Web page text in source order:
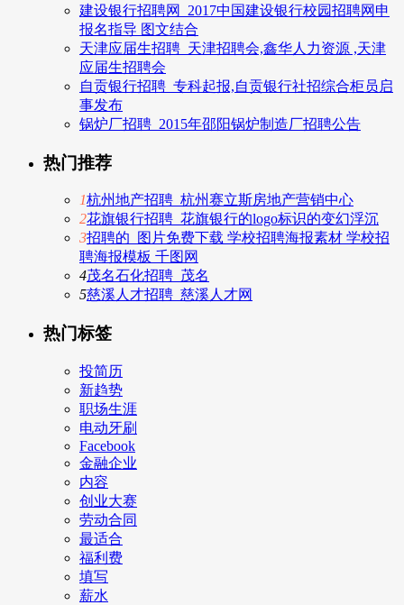
建设银行招聘网_2017中国建设银行校园招聘网申
报名指导 图文结合
天津应届生招聘_天津招聘会,鑫华人力资源 ,天津
应届生招聘会
自贡银行招聘_专科起报,自贡银行社招综合柜员启
事发布
锅炉厂招聘_2015年邵阳锅炉制造厂招聘公告
热门推荐
1杭州地产招聘_杭州赛立斯房地产营销中心
2花旗银行招聘_花旗银行的logo标识的变幻浮沉
3招聘的_图片免费下载 学校招聘海报素材 学校招
聘海报模板 千图网
4茂名石化招聘_茂名
5慈溪人才招聘_慈溪人才网
热门标签
投简历
新趋势
职场生涯
电动牙刷
Facebook
金融企业
内容
创业大赛
劳动合同
最适合
福利费
填写
薪水